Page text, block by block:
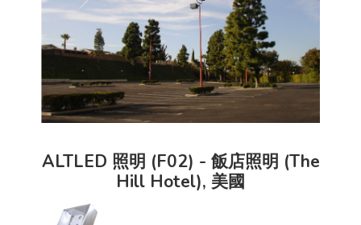
ALTLED 照明 (F02) - 飯店照明 (The
Hill Hotel), 美國